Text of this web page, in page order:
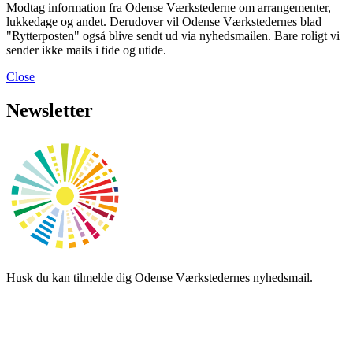
Modtag information fra Odense Værkstederne om arrangementer,
lukkedage og andet. Derudover vil Odense Værkstedernes blad
"Rytterposten" også blive sendt ud via nyhedsmailen. Bare roligt vi
sender ikke mails i tide og utide.
Close
Newsletter
Husk du kan tilmelde dig Odense Værkstedernes nyhedsmail.